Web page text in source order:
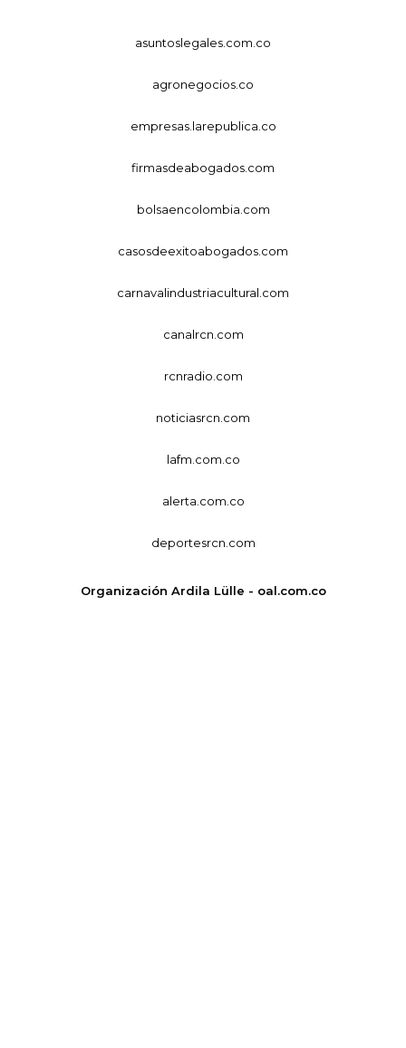
asuntoslegales.com.co
agronegocios.co
empresas.larepublica.co
firmasdeabogados.com
bolsaencolombia.com
casosdeexitoabogados.com
carnavalindustriacultural.com
canalrcn.com
rcnradio.com
noticiasrcn.com
lafm.com.co
alerta.com.co
deportesrcn.com
Organización Ardila Lülle - oal.com.co